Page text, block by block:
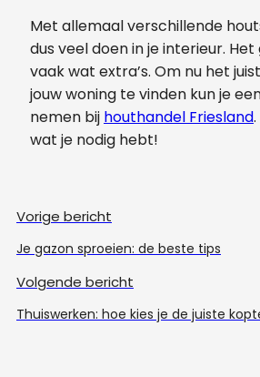
Met allemaal verschillende
dus veel doen in je interieur.
vaak wat extra’s. Om nu het
jouw woning te vinden kun je
nemen bij houthandel Friesland
wat je nodig hebt!
Vorige bericht
Je gazon sproeien: de beste tips
Volgende bericht
Thuiswerken: hoe kies je de juiste